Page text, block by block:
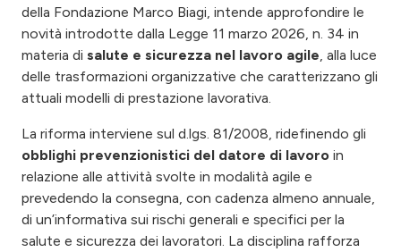
della Fondazione Marco Biagi, intende approfondire le
novità introdotte dalla Legge 11 marzo 2026, n. 34 in
materia di salute e sicurezza nel lavoro agile , alla luce
delle trasformazioni organizzative che caratterizzano gli
attuali modelli di prestazione lavorativa.
La riforma interviene sul d.lgs. 81/2008, ridefinendo gli
obblighi prevenzionistici del datore di lavoro in
relazione alle attività svolte in modalità agile e
prevedendo la consegna, con cadenza almeno annuale,
di un’informativa sui rischi generali e specifici per la
salute e sicurezza dei lavoratori. La disciplina rafforza